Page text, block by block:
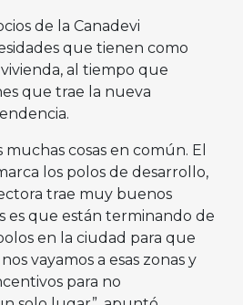
de la Canadevi
que tienen como
al tiempo que
que trae la nueva
cosas en común. El
los polos de desarrollo,
trae muy buenos
es que están terminando de
en la ciudad para que
vayamos a esas zonas y
para no